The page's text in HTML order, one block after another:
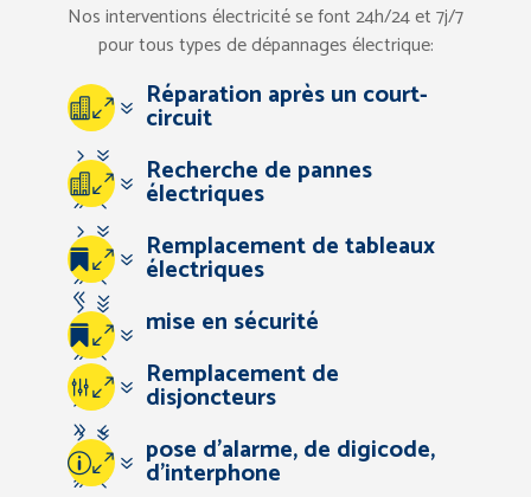
Nos interventions électricité se font 24h/24 et 7j/7
pour tous types de dépannages électrique:
07
57
94
67
83
Réparation après un court-
circuit
07
57
94
67
83
Recherche de pannes
électriques
07
57
94
67
83
Remplacement de tableaux
électriques
07
57
94
67
mise en sécurité
07
57
94
Remplacement de
disjoncteurs
07 pose d’alarme, de digicode,
d’interphone